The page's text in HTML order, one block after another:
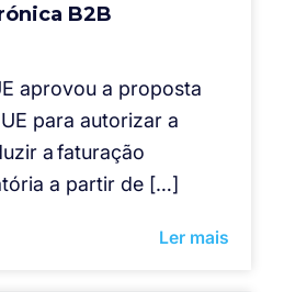
B2B
aprovou a proposta
para autorizar a
a faturação
a partir de […]
Ler mais